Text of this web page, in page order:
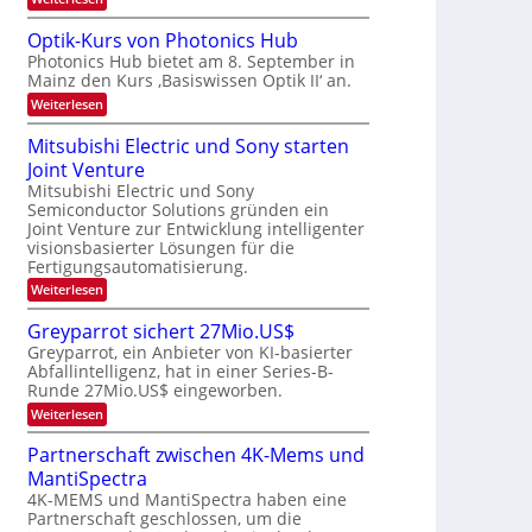
b
i
t
u
n
g
s
-
T
r
e
n
d
s
W
a
c
h
s
t
u
m
i
m
e
r
s
t
e
n
H
a
b
j
a
h
r
a
u
s
-
S
e
m
i
n
a
r
K
-
E
i
n
s
a
t
z
n
i
m
m
t
i
n
d
e
r
D
A
C
H
-
I
d
u
t
Optik-Kurs von Photonics Hub
Photonics Hub bietet am 8. September in
Mainz den Kurs ‚Basiswissen Optik II‘ an.
Weiterlesen:
O
p
t
i
k
-
K
u
r
s
v
o
P
h
o
t
o
n
i
c
s
H
u
b
Mitsubishi Electric und Sony starten
Joint Venture
Mitsubishi Electric und Sony
Semiconductor Solutions gründen ein
Joint Venture zur Entwicklung intelligenter
visionsbasierter Lösungen für die
Fertigungsautomatisierung.
Weiterlesen:
M
t
s
u
b
i
s
h
i
E
l
e
c
Greyparrot sichert 27Mio.US$
Greyparrot, ein Anbieter von KI-basierter
Abfallintelligenz, hat in einer Series-B-
Runde 27Mio.US$ eingeworben.
Weiterlesen:
G
e
y
p
a
Partnerschaft zwischen 4K-Mems und
MantiSpectra
4K-MEMS und MantiSpectra haben eine
Partnerschaft geschlossen, um die